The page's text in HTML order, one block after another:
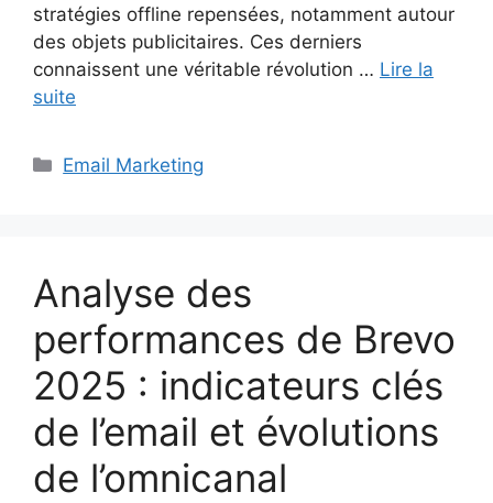
stratégies offline repensées, notamment autour
des objets publicitaires. Ces derniers
connaissent une véritable révolution … Lire la
suite
Catégories
Email Marketing
Analyse des
performances de Brevo
2025 : indicateurs clés
de l’email et évolutions
de l’omnicanal